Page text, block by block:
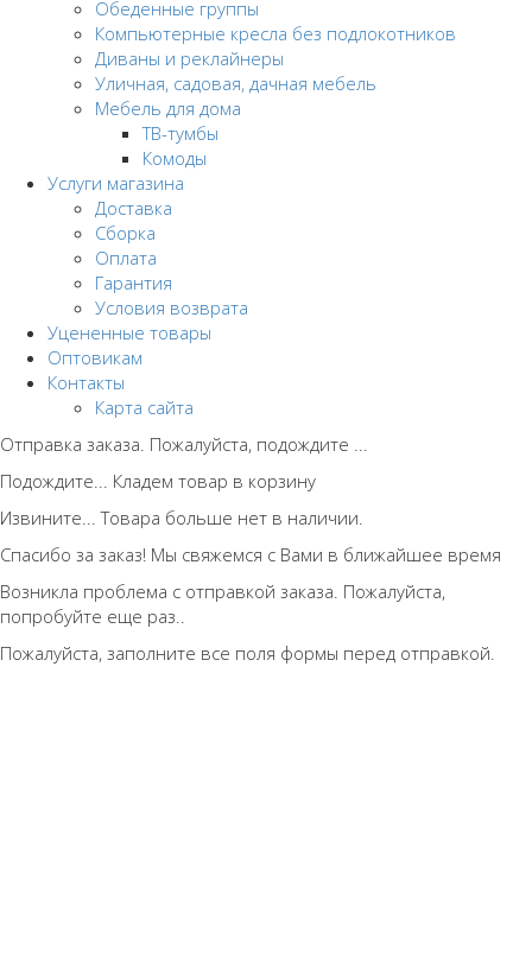
Обеденные группы
Компьютерные кресла без подлокотников
Диваны и реклайнеры
Уличная, садовая, дачная мебель
Мебель для дома
ТВ-тумбы
Комоды
Услуги магазина
Доставка
Сборка
Оплата
Гарантия
Условия возврата
Уцененные товары
Оптовикам
Контакты
Карта сайта
Отправка заказа. Пожалуйста, подождите ...
Подождите... Кладем товар в корзину
Извините... Товара больше нет в наличии.
Спасибо за заказ! Мы свяжемся с Вами в ближайшее время
Возникла проблема с отправкой заказа. Пожалуйста,
попробуйте еще раз..
Пожалуйста, заполните все поля формы перед отправкой.